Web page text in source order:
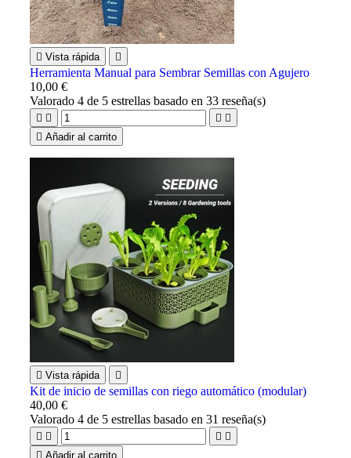
 Vista rápida 
Herramienta Manual para Sembrar Semillas con Agujero
10,00 €
Valorado4 de 5 estrellas basado en33 reseña(s)
   
 Añadir al carrito
 Vista rápida 
Kit de inicio de semillas con riego automático (modular)
40,00 €
Valorado4 de 5 estrellas basado en31 reseña(s)
   
 Añadir al carrito